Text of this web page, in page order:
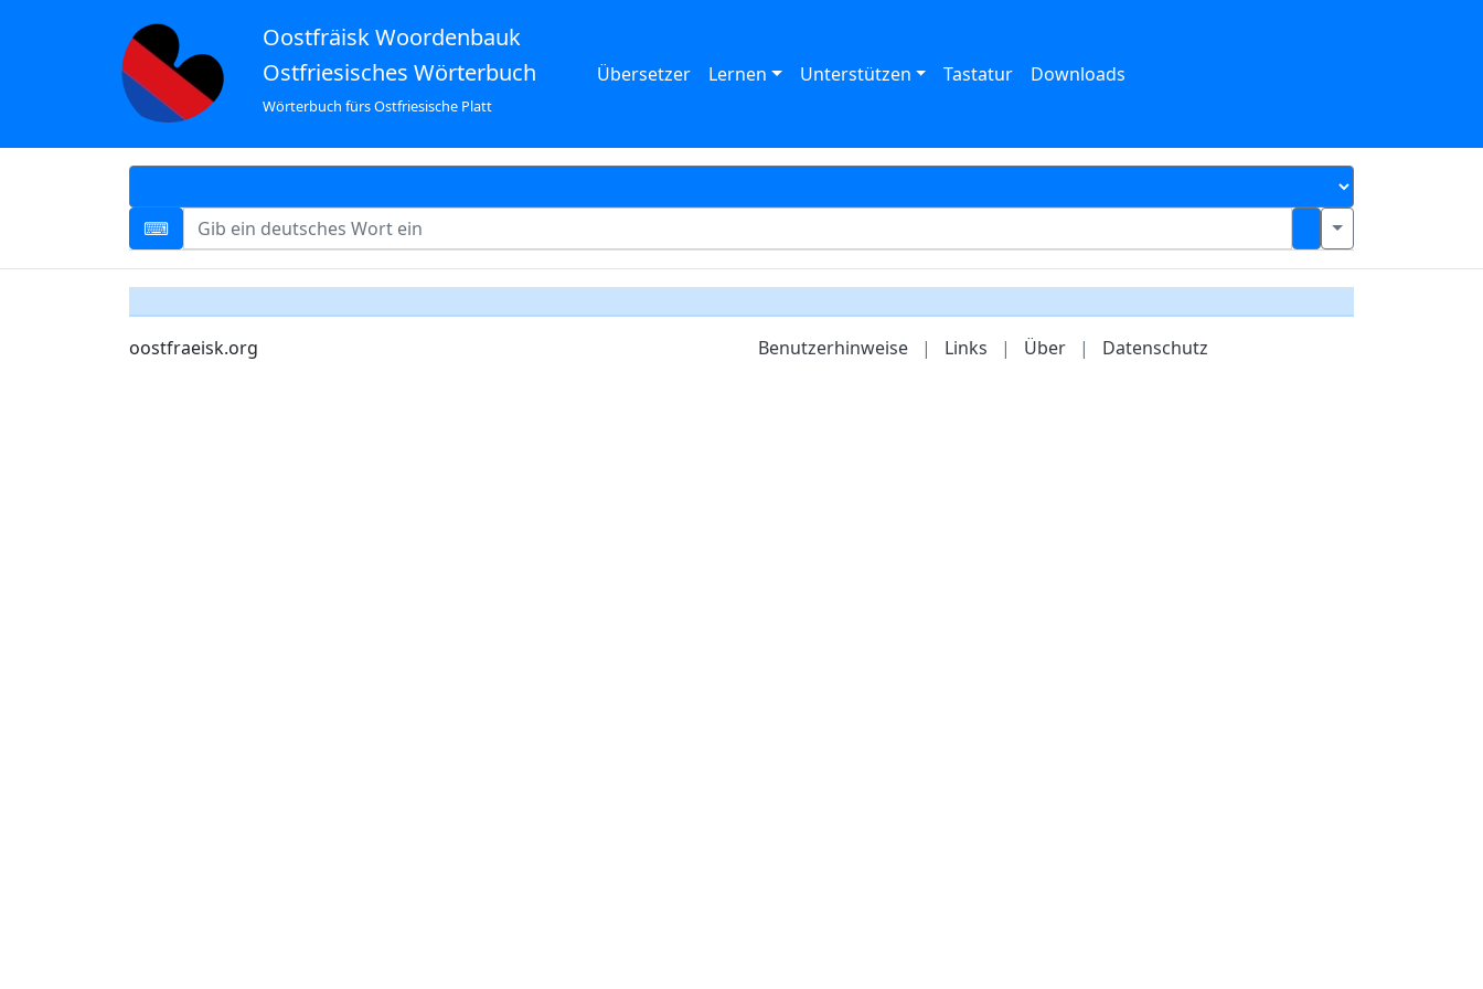
Oostfräisk Woordenbauk
Ostfriesisches Wörterbuch
Wörterbuch fürs Ostfriesische Platt
Übersetzer Lernen Unterstützen Tastatur Downloads
oostfraeisk.org Benutzerhinweise | Links | Über | Datenschutz